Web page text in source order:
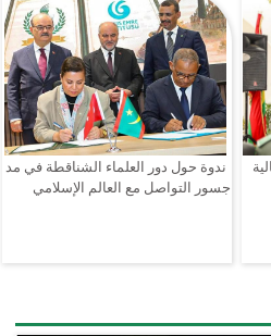
ندوة حول دور العلماء الشناقطة في مد
جسور التواصل مع العالم الإسلامي